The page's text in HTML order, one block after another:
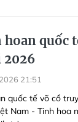
hoan quốc
2026
21:51
quốc tế võ cổ
Nam - Tinh hoa